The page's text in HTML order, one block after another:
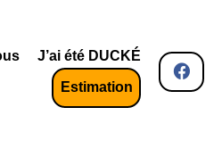
J’ai été DUCKÉ
Estimation